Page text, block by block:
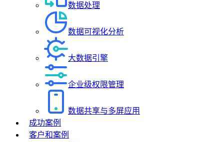
数据处理
数据可视化分析
大数据引擎
企业级权限管理
数据共享与多屏应用
成功案例
客户和案例